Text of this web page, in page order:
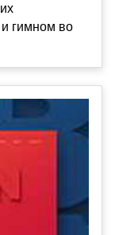
гимном во